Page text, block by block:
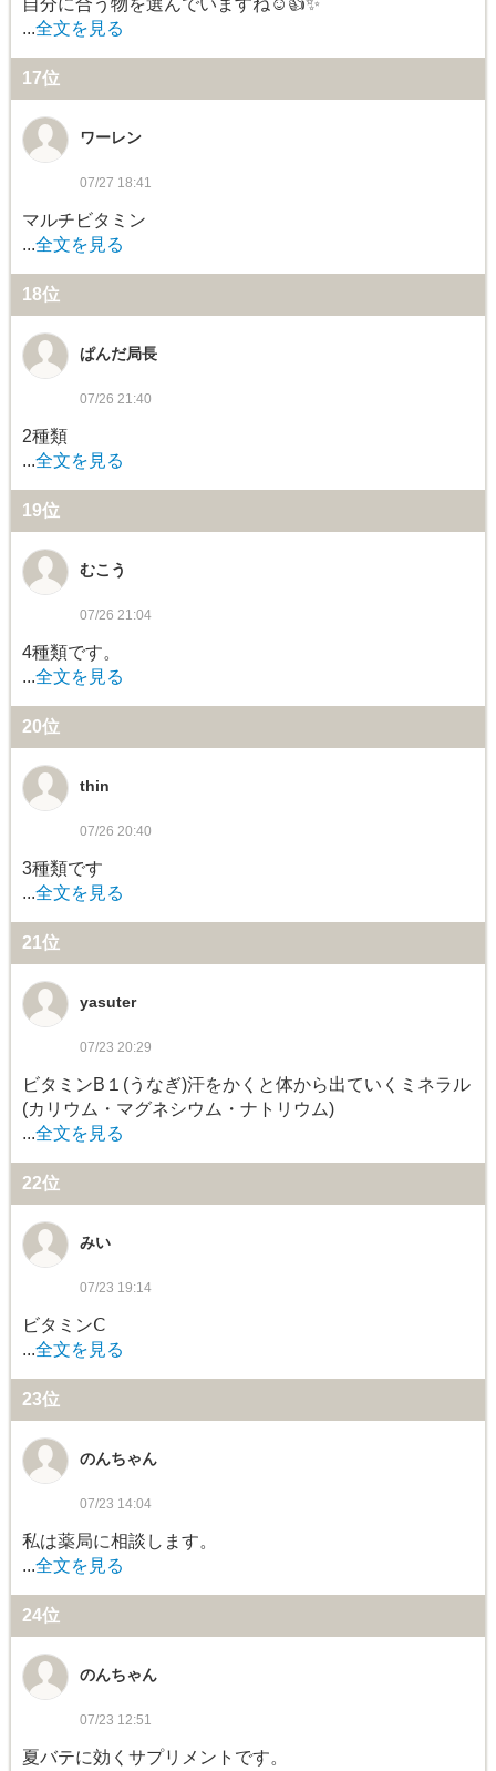
自分に合う物を選んでいますね☺️👍✨
...全文を見る
17位
ワーレン
07/27 18:41
マルチビタミン
...全文を見る
18位
ぱんだ局長
07/26 21:40
2種類
...全文を見る
19位
むこう
07/26 21:04
4種類です。
...全文を見る
20位
thin
07/26 20:40
3種類です
...全文を見る
21位
yasuter
07/23 20:29
ビタミンB１(うなぎ)汗をかくと体から出ていくミネラル
(カリウム・マグネシウム・ナトリウム)
...全文を見る
22位
みい
07/23 19:14
ビタミンⅭ
...全文を見る
23位
のんちゃん
07/23 14:04
私は薬局に相談します。
...全文を見る
24位
のんちゃん
07/23 12:51
夏バテに効くサプリメントです。